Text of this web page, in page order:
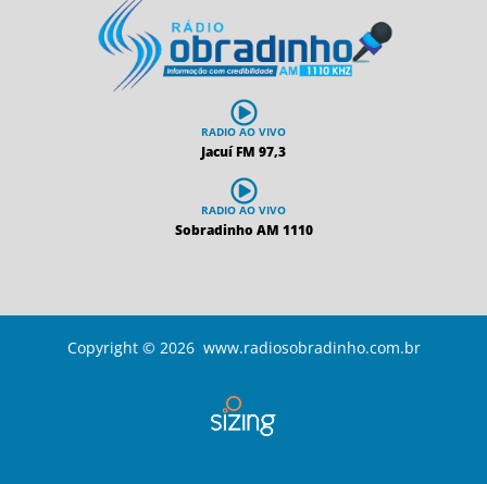
RADIO AO VIVO
Jacuí FM 97,3
RADIO AO VIVO
Sobradinho AM 1110
Copyright © 2026 www.radiosobradinho.com.br